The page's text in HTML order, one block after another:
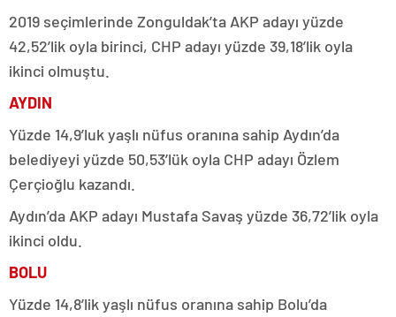
2019 seçimlerinde Zonguldak’ta AKP adayı yüzde
42,52’lik oyla birinci, CHP adayı yüzde 39,18’lik oyla
ikinci olmuştu.
AYDIN
Yüzde 14,9’luk yaşlı nüfus oranına sahip Aydın’da
belediyeyi yüzde 50,53’lük oyla CHP adayı Özlem
Çerçioğlu kazandı.
Aydın’da AKP adayı Mustafa Savaş yüzde 36,72’lik oyla
ikinci oldu.
BOLU
Yüzde 14,8’lik yaşlı nüfus oranına sahip Bolu’da